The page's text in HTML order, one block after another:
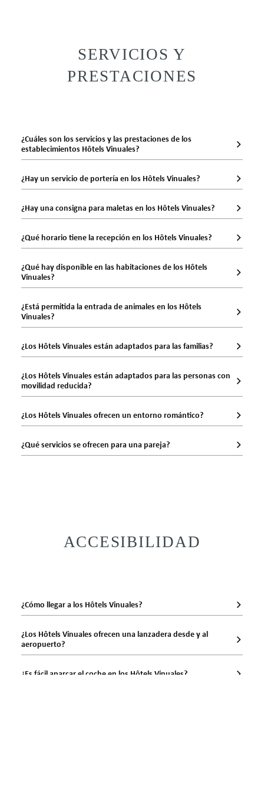
Contactanos en+33 (0)5 62 94 25 03
SERVICIOS Y
PRESTACIONES
¿Cuáles son los servicios y las prestaciones de los
establecimientos Hôtels Vinuales?
¿Hay un servicio de portería en los Hôtels Vinuales?
¿Hay una consigna para maletas en los Hôtels Vinuales?
¿Qué horario tiene la recepción en los Hôtels Vinuales?
¿Qué hay disponible en las habitaciones de los Hôtels
Vinuales?
¿Está permitida la entrada de animales en los Hôtels
Vinuales?
¿Los Hôtels Vinuales están adaptados para las familias?
¿Los Hôtels Vinuales están adaptados para las personas con
movilidad reducida?
¿Los Hôtels Vinuales ofrecen un entorno romántico?
¿Qué servicios se ofrecen para una pareja?
ACCESIBILIDAD
¿Cómo llegar a los Hôtels Vinuales?
¿Los Hôtels Vinuales ofrecen una lanzadera desde y al
aeropuerto?
¿Es fácil aparcar el coche en los Hôtels Vinuales?